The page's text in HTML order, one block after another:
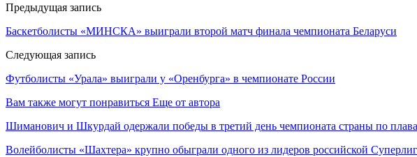
Предыдущая запись
Баскетболисты «МИНСКА» выиграли второй матч финала чемпионата Беларуси
Следующая запись
Футболисты «Урала» выиграли у «Оренбурга» в чемпионате России
Вам также могут понравиться Еще от автора
Шиманович и Шкурдай одержали победы в третий день чемпионата страны по
Волейболисты «Шахтера» крупно обыграли одного из лидеров российской